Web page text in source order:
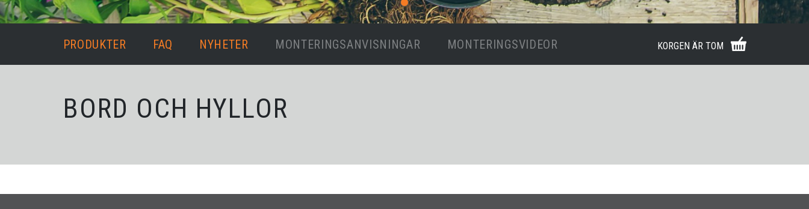
PRODUKTER FAQ NYHETER MONTERINGSANVISNINGAR MONTERINGSVIDEOR KORGEN ÄR TOM
BORD OCH HYLLOR